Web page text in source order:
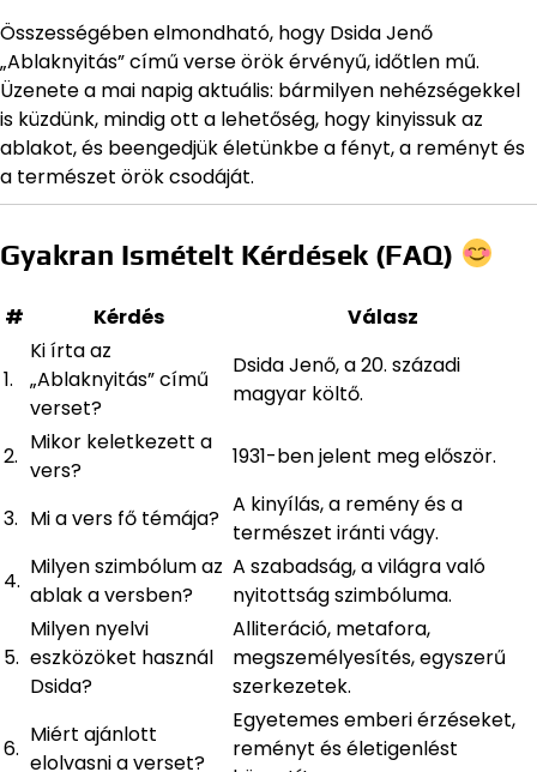
Összességében elmondható, hogy Dsida Jenő
„Ablaknyitás” című verse örök érvényű, időtlen mű.
Üzenete a mai napig aktuális: bármilyen nehézségekkel
is küzdünk, mindig ott a lehetőség, hogy kinyissuk az
ablakot, és beengedjük életünkbe a fényt, a reményt és
a természet örök csodáját.
Gyakran Ismételt Kérdések (FAQ)
# Kérdés Válasz
1.
Ki írta az
„Ablaknyitás” című
verset?
Dsida Jenő, a 20. századi
magyar költő.
2.
Mikor keletkezett a
vers?
1931-ben jelent meg először.
3. Mi a vers fő témája?
A kinyílás, a remény és a
természet iránti vágy.
4.
Milyen szimbólum az
ablak a versben?
A szabadság, a világra való
nyitottság szimbóluma.
5.
Milyen nyelvi
eszközöket használ
Dsida?
Alliteráció, metafora,
megszemélyesítés, egyszerű
szerkezetek.
6.
Miért ajánlott
elolvasni a verset?
Egyetemes emberi érzéseket,
reményt és életigenlést